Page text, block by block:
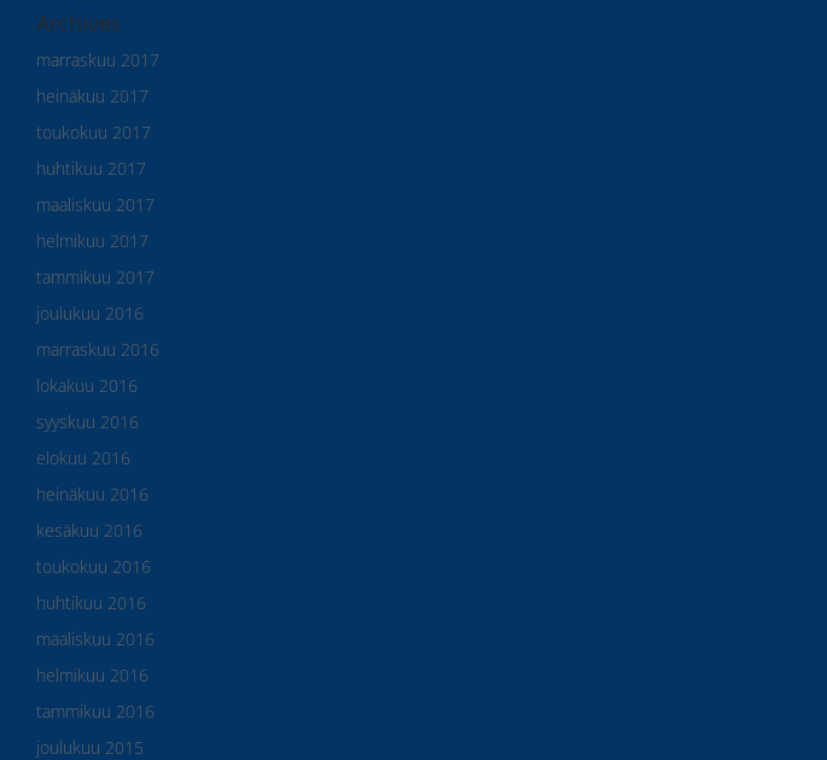
Archives
marraskuu 2017
heinäkuu 2017
toukokuu 2017
huhtikuu 2017
maaliskuu 2017
helmikuu 2017
tammikuu 2017
joulukuu 2016
marraskuu 2016
lokakuu 2016
syyskuu 2016
elokuu 2016
heinäkuu 2016
kesäkuu 2016
toukokuu 2016
huhtikuu 2016
maaliskuu 2016
helmikuu 2016
tammikuu 2016
joulukuu 2015